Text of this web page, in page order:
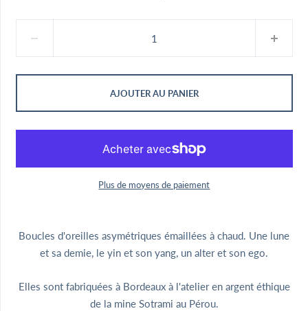
AJOUTER AU PANIER
Plus de moyens de paiement
Boucles d'oreilles asymétriques émaillées à chaud. Une lune
et sa demie, le yin et son yang, un alter et son ego.
Elles sont fabriquées à Bordeaux à l'atelier en argent éthique
de la mine Sotrami au Pérou.